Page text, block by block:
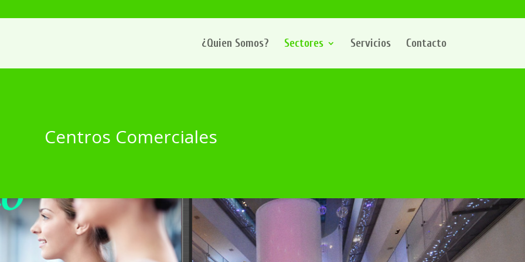
¿Quien Somos? Sectores Servicios Contacto
Centros Comerciales